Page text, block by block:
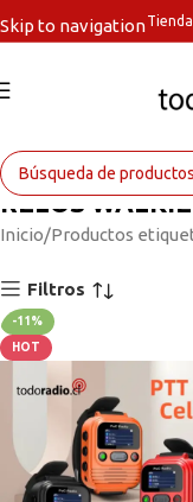
Skip to navigation
RELOS
Inicio Productos
Filtros
-11%
HOT